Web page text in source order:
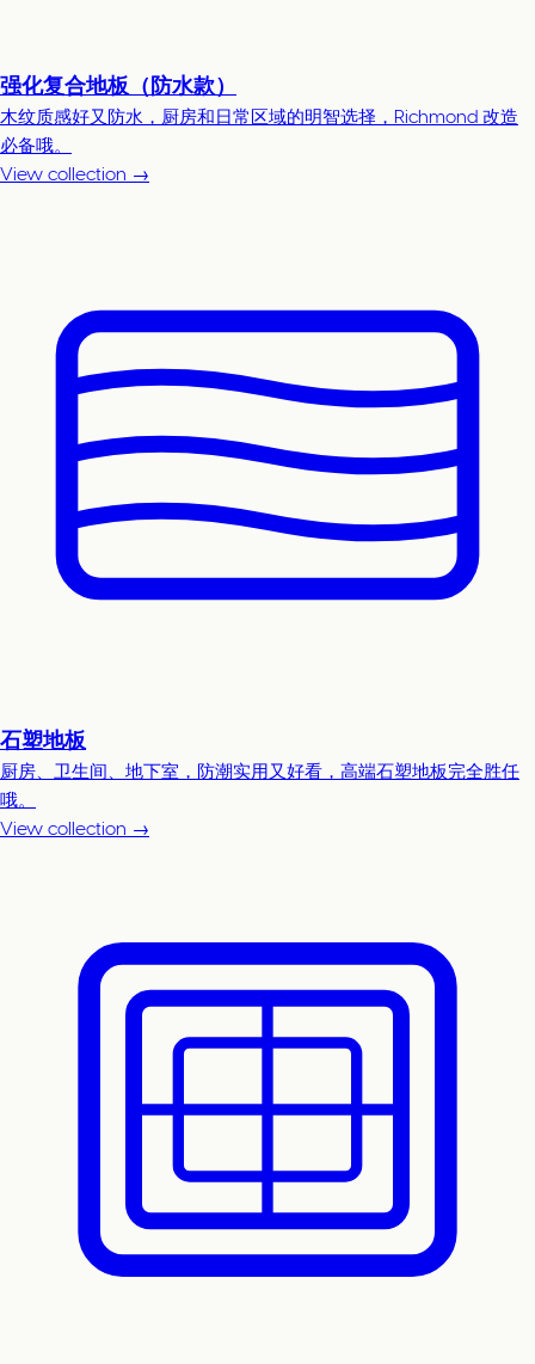
强化复合地板（防水款）
木纹质感好又防水，厨房和日常区域的明智选择，Richmond 改造
必备哦。
View collection →
石塑地板
厨房、卫生间、地下室，防潮实用又好看，高端石塑地板完全胜任
哦。
View collection →